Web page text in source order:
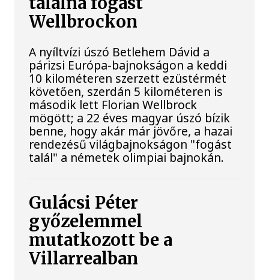
Wellbrockon
A nyíltvízi úszó Betlehem Dávid a
párizsi Európa-bajnokságon a keddi
10 kilométeren szerzett ezüstérmét
követően, szerdán 5 kilométeren is
második lett Florian Wellbrock
mögött; a 22 éves magyar úszó bízik
benne, hogy akár már jövőre, a hazai
rendezésű világbajnokságon "fogást
talál" a németek olimpiai bajnokán.
Gulácsi Péter
győzelemmel
mutatkozott be a
Villarrealban